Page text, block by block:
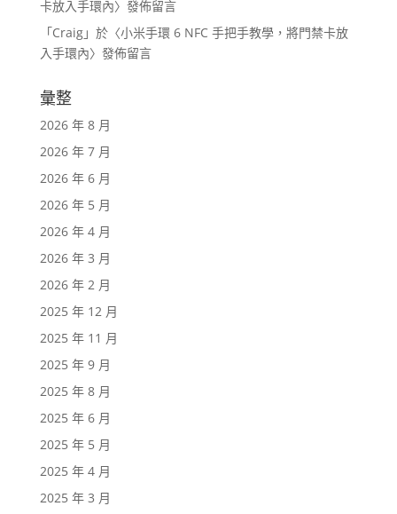
卡放入手環內〉發佈留言
「Craig」於〈小米手環 6 NFC 手把手教學，將門禁卡放
入手環內〉發佈留言
彙整
2026 年 8 月
2026 年 7 月
2026 年 6 月
2026 年 5 月
2026 年 4 月
2026 年 3 月
2026 年 2 月
2025 年 12 月
2025 年 11 月
2025 年 9 月
2025 年 8 月
2025 年 6 月
2025 年 5 月
2025 年 4 月
2025 年 3 月